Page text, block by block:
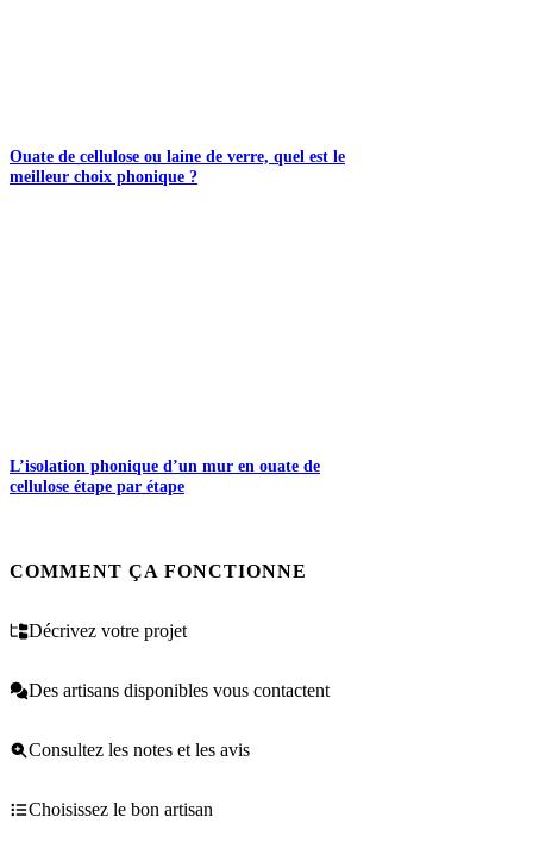
Ouate de cellulose ou laine de verre, quel est le
meilleur choix phonique ?
L’isolation phonique d’un mur en ouate de
cellulose étape par étape
COMMENT ÇA FONCTIONNE
Décrivez votre projet
Des artisans disponibles vous contactent
Consultez les notes et les avis
Choisissez le bon artisan